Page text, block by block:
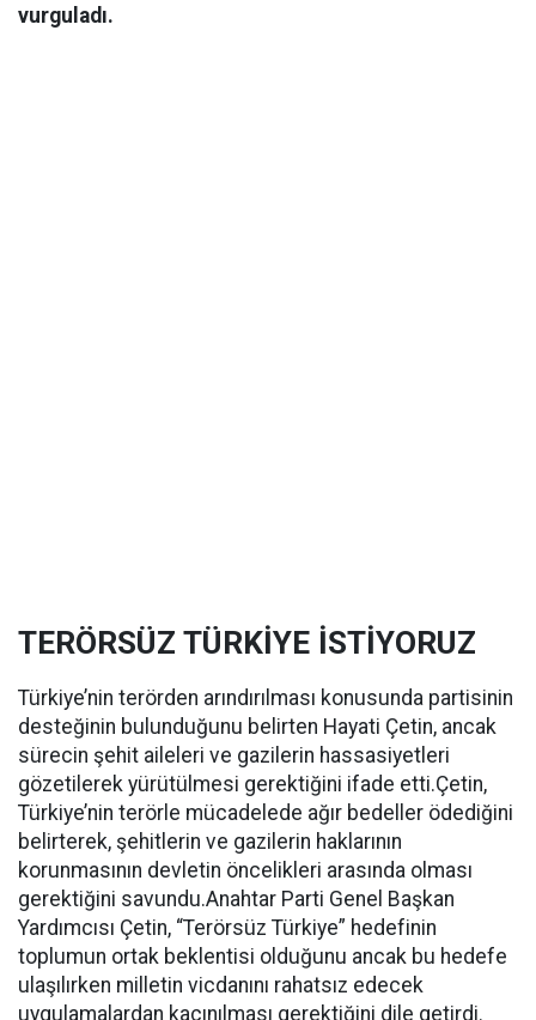
vurguladı.
TERÖRSÜZ TÜRKİYE İSTİYORUZ
Türkiye’nin terörden arındırılması konusunda partisinin
desteğinin bulunduğunu belirten Hayati Çetin, ancak
sürecin şehit aileleri ve gazilerin hassasiyetleri
gözetilerek yürütülmesi gerektiğini ifade etti.Çetin,
Türkiye’nin terörle mücadelede ağır bedeller ödediğini
belirterek, şehitlerin ve gazilerin haklarının
korunmasının devletin öncelikleri arasında olması
gerektiğini savundu.Anahtar Parti Genel Başkan
Yardımcısı Çetin, “Terörsüz Türkiye” hedefinin
toplumun ortak beklentisi olduğunu ancak bu hedefe
ulaşılırken milletin vicdanını rahatsız edecek
uygulamalardan kaçınılması gerektiğini dile getirdi.